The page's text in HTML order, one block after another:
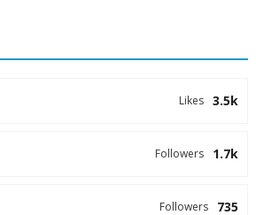
3.5k
Likes
1.7k
Followers
735
Followers